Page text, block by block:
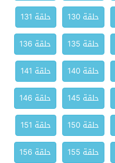
حلقة 130
حلقة 131
حلقة 135
حلقة 136
حلقة 140
حلقة 141
حلقة 145
حلقة 146
حلقة 150
حلقة 151
حلقة 155 حلقة 156